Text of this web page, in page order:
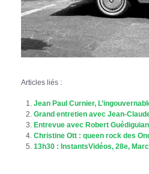
Articles liés :
Jean Paul Curnier,
Grand entretien avec Jean-
Entrevue avec Robert Guédiguian
Christine Ott : queen rock des
13h30 : InstantsVidéos, 28e,